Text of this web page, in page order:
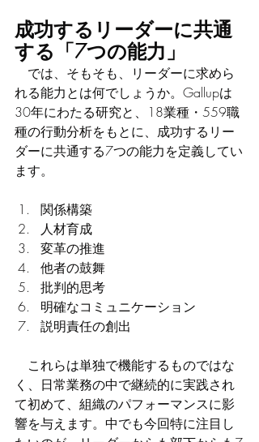
成功するリーダーに共通
する「7つの能力」
では、そもそも、リーダーに求めら
れる能力とは何でしょうか。Gallupは
30年にわたる研究と、18業種・559職
種の行動分析をもとに、成功するリー
ダーに共通する7つの能力を定義してい
ます。
関係構築
人材育成
変革の推進
他者の鼓舞
批判的思考
明確なコミュニケーション
説明責任の創出
これらは単独で機能するものではな
く、日常業務の中で継続的に実践され
て初めて、組織のパフォーマンスに影
響を与えます。中でも今回特に注目し